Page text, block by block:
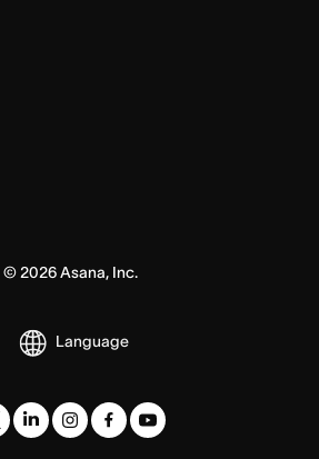
© 2026Asana, Inc.
Language